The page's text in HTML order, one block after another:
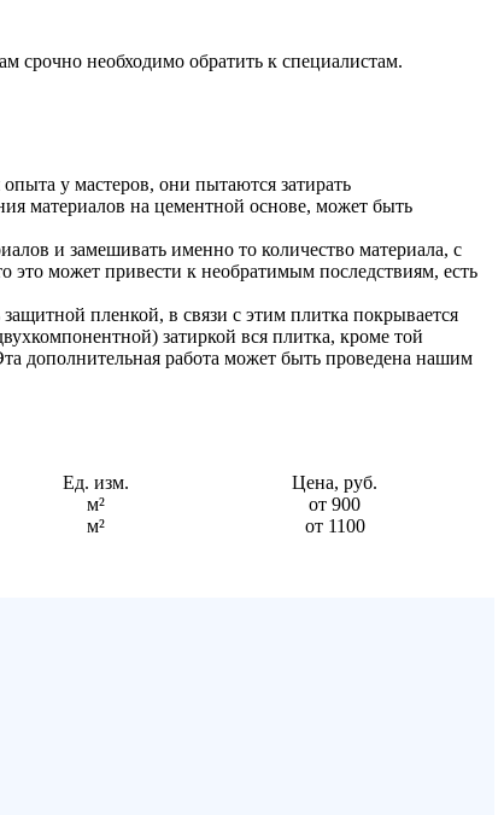
срочно необходимо обратить к специалистам.
у мастеров, они пытаются затирать
материалов на цементной основе, может быть
и замешивать именно то количество материала, с
это может привести к необратимым последствиям, есть
пленкой, в связи с этим плитка покрывается
затиркой вся плитка, кроме той
дополнительная работа может быть проведена нашим
Ед. изм.
Цена, руб.
м²
от 900
м² от 1100